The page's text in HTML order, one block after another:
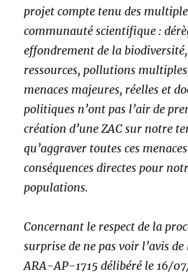
projet compte tenu des
communauté scientifique :
effondrement de la
ressources, pollutions
menaces majeures, réelles et
politiques n’ont pas l’air de
création d’une ZAC sur notre
qu’aggraver toutes ces
conséquences directes pour
populations.
Concernant le respect de la
surprise de ne pas voir l’avis
ARA-AP-1715 délibéré le 16/